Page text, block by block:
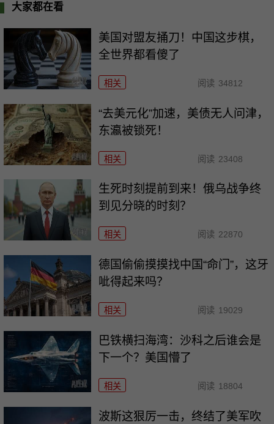
大家都在看
美国对盟友捅刀！中国这步棋，
全世界都看傻了
相关 阅读 34812
“去美元化”加速，美债无人问津，
东瀛被锁死！
相关 阅读 23408
生死时刻提前到来！俄乌战争终
到见分晓的时刻？
相关 阅读 22870
德国偷偷摸摸找中国“命门”，这牙
呲得起来吗？
相关 阅读 19029
巴铁横扫海湾：沙科之后谁会是
下一个？美国懵了
相关 阅读 18804
波斯这狠厉一击，终结了美军吹